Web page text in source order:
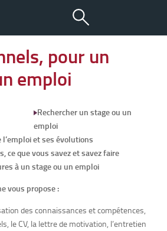
préparer votre
pour un
emploi
Rechercher un stage ou un
emploi
et ses évolutions
ce que vous savez et savez faire
à un stage ou un emploi
vous propose :
des connaissances et compétences,
le CV, la lettre de motivation, l’entretien